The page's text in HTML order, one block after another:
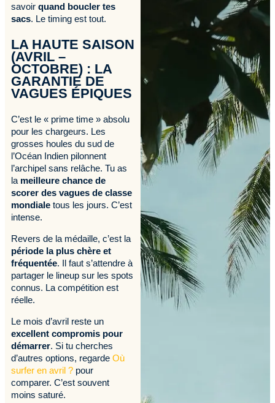
savoir quand boucler tes
sacs. Le timing est tout.
LA HAUTE SAISON
(AVRIL –
OCTOBRE) : LA
GARANTIE DE
VAGUES ÉPIQUES
C’est le « prime time » absolu
pour les chargeurs. Les
grosses houles du sud de
l’Océan Indien pilonnent
l’archipel sans relâche. Tu as
la meilleure chance de
scorer des vagues de classe
mondiale tous les jours. C’est
intense.
Revers de la médaille, c’est la
période la plus chère et
fréquentée. Il faut s’attendre à
partager le lineup sur les spots
connus. La compétition est
réelle.
Le mois d’avril reste un
excellent compromis pour
démarrer. Si tu cherches
d’autres options, regarde Où
surfer en avril ? pour
comparer. C’est souvent
moins saturé.